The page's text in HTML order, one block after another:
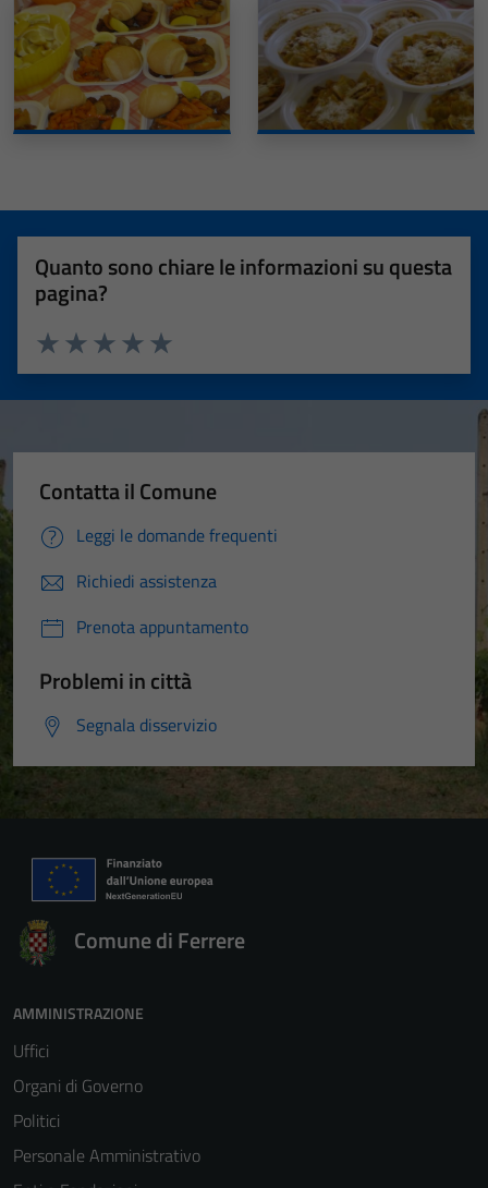
Quanto sono chiare le informazioni su questa
pagina?
Valuta 5 stelle su 5
Valuta 4 stelle su 5
Valuta 3 stelle su 5
Valuta 2 stelle su 5
Valuta 1 stelle su 5
Contatta il Comune
Leggi le domande frequenti
Richiedi assistenza
Prenota appuntamento
Problemi in città
Segnala disservizio
Comune di Ferrere
AMMINISTRAZIONE
Uffici
Organi di Governo
Politici
Personale Amministrativo